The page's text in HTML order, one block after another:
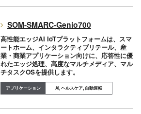
SOM-SMARC-Genio700
高性能エッジAI IoTプラットフォームは、スマ
ートホーム、インタラクティブリテール、産
業・商業アプリケーション向けに、応答性に優
れたエッジ処理、高度なマルチメディア、マル
チタスクOSを提供します。
AI, ヘルスケア, 自動運転